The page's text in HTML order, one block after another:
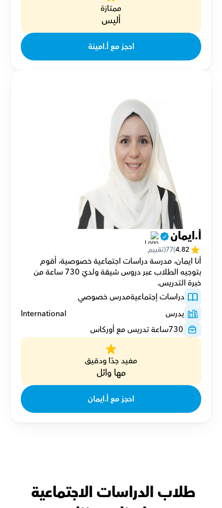
ممتازة
أليس
احجز مع أ.امينة
أ.ايمان
4.82
(
77(تقييم
خبرة التدريس.
دراسات إجتماعيةمدرس خصوصي
يدرس
International
730ساعة تدريس مع أوركاس
مفيد جدًا ودقيق
مها وائل
احجز مع أ.ايمان